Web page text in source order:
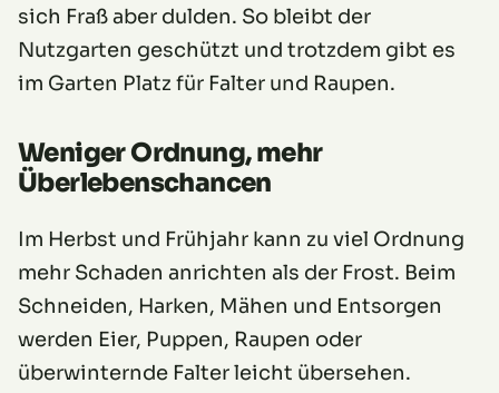
sich Fraß aber dulden. So bleibt der
Nutzgarten geschützt und trotzdem gibt es
im Garten Platz für Falter und Raupen.
Weniger Ordnung, mehr
Überlebenschancen
Im Herbst und Frühjahr kann zu viel Ordnung
mehr Schaden anrichten als der Frost. Beim
Schneiden, Harken, Mähen und Entsorgen
werden Eier, Puppen, Raupen oder
überwinternde Falter leicht übersehen.